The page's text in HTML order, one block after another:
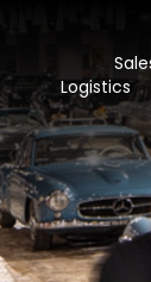
Logistics